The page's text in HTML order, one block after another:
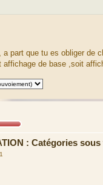
part que tu es obliger de
affichage de base ,soit
: Catégories